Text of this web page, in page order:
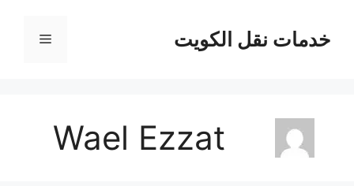
المحتوىخدمات نقل الكويت القائمة
Wael Ezzat